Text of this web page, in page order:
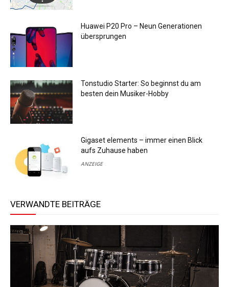
Huawei P20 Pro – Neun Generationen
übersprungen
Tonstudio Starter: So beginnst du am
besten dein Musiker-Hobby
Gigaset elements – immer einen Blick
aufs Zuhause haben
ANZEIGE
VERWANDTE BEITRÄGE